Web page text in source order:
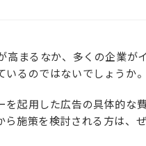
高まるなか、多くの企業
るのではないでしょうか。
を起用した広告の具体的な
施策を検討される方は、